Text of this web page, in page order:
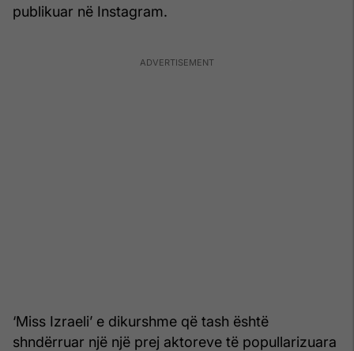
publikuar në Instagram.
‘Miss Izraeli’ e dikurshme që tash është
shndërruar një një prej aktoreve të popullarizuara